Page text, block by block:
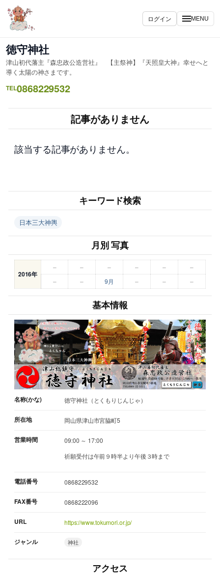
内
容
ス
キ
ッ
プ
ログイン MENU
徳守神社
津山初代藩主『森忠政公造営社』 【主祭神】『天照皇大神』幸せへと
導く太陽の神さまです。
TEL0868229532
記事がありません
該当する記事がありません。
キーワード検索
日本三大神輿
月別 写真
2016年
– – – – –
–
–
– 9月 – – –
基本情報
名称(かな) 徳守神社（とくもりじんじゃ）
所在地 岡山県津山市宮脇町5
営業時間
09:00 ～ 17:00
祈願受付は午前９時半より午後３時まで
電話番号 0868229532
FAX番号 0868222096
URL https://www.tokumori.or.jp/
ジャンル 神社
アクセス